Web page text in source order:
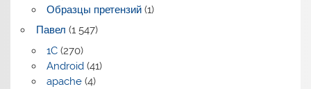
Образцы претензий(1)
Павел (1 547)
1C(270)
Android(41)
apache(4)